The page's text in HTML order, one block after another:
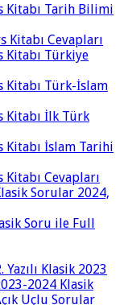
Kitabı Tarih Bilimi
Kitabı Cevapları
Kitabı Türkiye
Kitabı Türk-İslam
Kitabı İlk Türk
Kitabı İslam Tarihi
Kitabı Cevapları
Sorular 2024,
Soru ile Full
Yazılı Klasik 2023
2024 Klasik
Uçlu Sorular